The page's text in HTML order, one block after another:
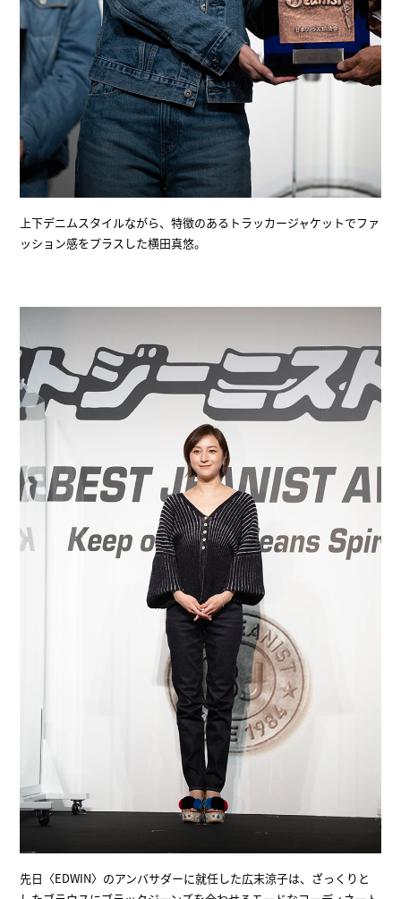
上下デニムスタイルながら、特徴のあるトラッカージャケットでファ
ッション感をプラスした横田真悠。
先日〈EDWIN〉のアンバサダーに就任した広末涼子は、ざっくりと